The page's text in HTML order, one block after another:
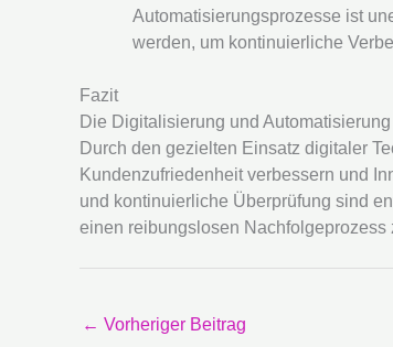
Automatisierungsprozesse ist
werden, um kontinuierliche
Fazit
Die Digitalisierung und
Durch den gezielten Einsatz digitaler
Kundenzufriedenheit verbessern und
und kontinuierliche Überprüfung sind
einen reibungslosen Nachfolgeprozess
← Vorheriger Beitrag